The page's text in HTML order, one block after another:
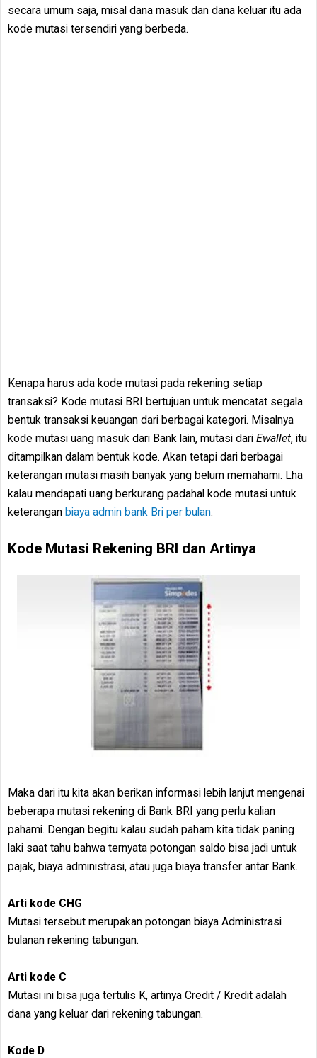
secara umum saja, misal dana masuk dan dana keluar itu ada
kode mutasi tersendiri yang berbeda.
Kenapa harus ada kode mutasi pada rekening setiap
transaksi? Kode mutasi BRI bertujuan untuk mencatat segala
bentuk transaksi keuangan dari berbagai kategori. Misalnya
kode mutasi uang masuk dari Bank lain, mutasi dari Ewallet, itu
ditampilkan dalam bentuk kode. Akan tetapi dari berbagai
keterangan mutasi masih banyak yang belum memahami. Lha
kalau mendapati uang berkurang padahal kode mutasi untuk
keterangan biaya admin bank Bri per bulan.
Kode Mutasi Rekening BRI dan Artinya
Maka dari itu kita akan berikan informasi lebih lanjut mengenai
beberapa mutasi rekening di Bank BRI yang perlu kalian
pahami. Dengan begitu kalau sudah paham kita tidak paning
laki saat tahu bahwa ternyata potongan saldo bisa jadi untuk
pajak, biaya administrasi, atau juga biaya transfer antar Bank.
Arti kode CHG
Mutasi tersebut merupakan potongan biaya Administrasi
bulanan rekening tabungan.
Arti kode C
Mutasi ini bisa juga tertulis K, artinya Credit / Kredit adalah
dana yang keluar dari rekening tabungan.
Kode D